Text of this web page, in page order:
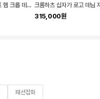
미우미우 워싱 러프 헴 크롭 데님 자켓 크롬하츠 십자가 로고 데님
315,000원
패션잡화